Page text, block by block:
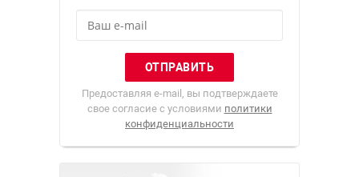
Предоставляя e-mail, вы подтверждаете
свое согласие с условиями политики
конфиденциальности